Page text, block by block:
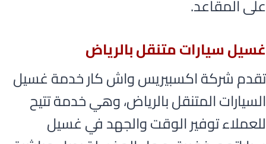
على المقاعد.
غسيل سيارات متنقل بالرياض
تقدم شركة اكسبيريس واش كار خدمة غسيل
السيارات المتنقل بالرياض، وهي خدمة تتيح
للعملاء توفير الوقت والجهد في غسيل